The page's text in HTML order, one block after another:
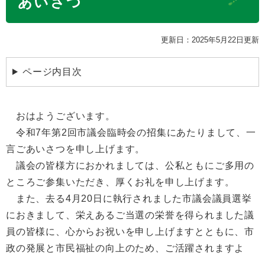
更新日：2025年5月22日更新
ページ内目次
おはようございます。
令和7年第2回市議会臨時会の招集にあたりまして、一
言ごあいさつを申し上げます。
議会の皆様方におかれましては、公私ともにご多用の
ところご参集いただき、厚くお礼を申し上げます。
また、去る4月20日に執行されました市議会議員選挙
におきまして、栄えあるご当選の栄誉を得られました議
員の皆様に、心からお祝いを申し上げますとともに、市
政の発展と市民福祉の向上のため、ご活躍されますよ